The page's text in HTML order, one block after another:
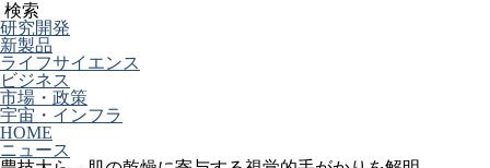
検索
研究開発
新製品
ライフサイエンス
ビジネス
市場・政策
宇宙・インフラ
HOME
ニュース